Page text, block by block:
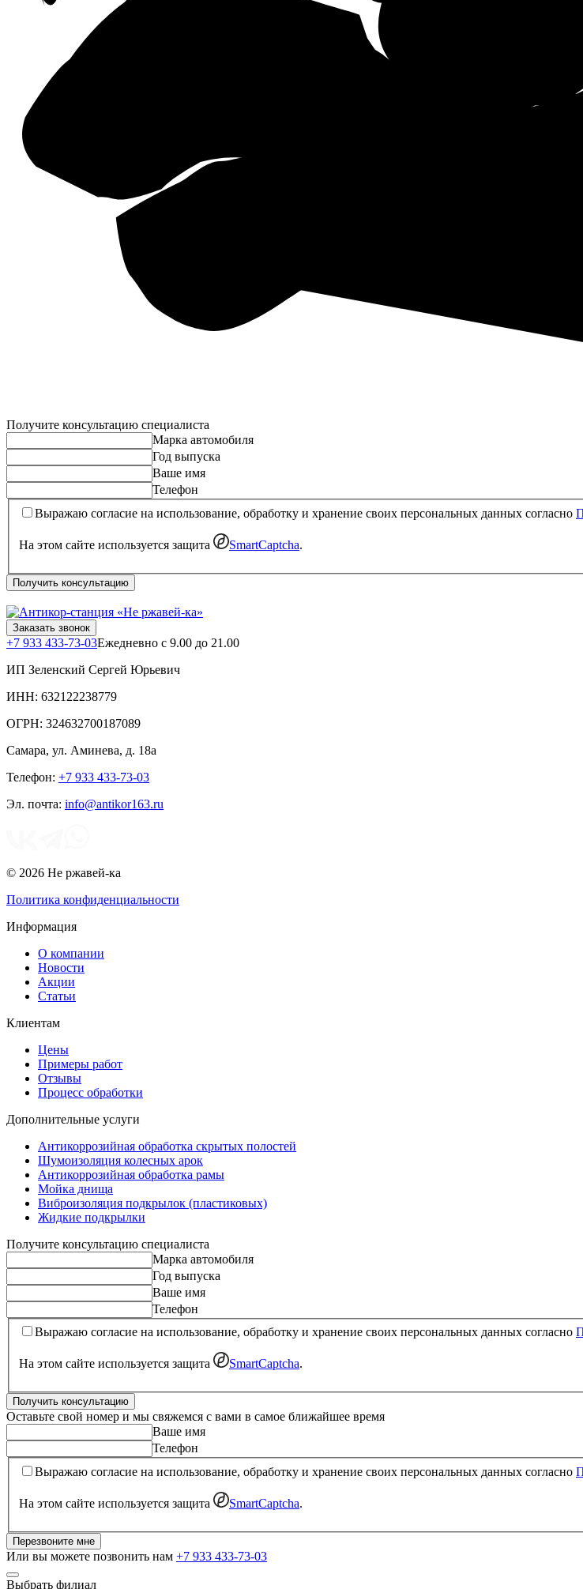
Получите консультацию специалиста
Марка автомобиля
Год выпуска
Ваше имя
Телефон
Выражаю согласие на использование, обработку и хранение своих персональных данных согласно
На этом сайте используется защита SmartCaptcha.
Получить консультацию
Заказать звонок
+7 933 433-73-03Ежедневно с 9.00 до 21.00
ИП Зеленский Сергей Юрьевич
ИНН: 632122238779
ОГРН: 324632700187089
Самара, ул. Аминева, д. 18а
Телефон: +7 933 433-73-03
Эл. почта: info@antikor163.ru
© 2026 Не ржавей-ка
Политика конфиденциальности
Информация
О компании
Новости
Акции
Статьи
Клиентам
Цены
Примеры работ
Отзывы
Процесс обработки
Дополнительные услуги
Антикоррозийная обработка скрытых полостей
Шумоизоляция колесных арок
Антикоррозийная обработка рамы
Мойка днища
Виброизоляция подкрылок (пластиковых)
Жидкие подкрылки
Получите консультацию специалиста
Марка автомобиля
Год выпуска
Ваше имя
Телефон
Выражаю согласие на использование, обработку и хранение своих персональных данных согласно
На этом сайте используется защита SmartCaptcha.
Получить консультацию
Оставьте свой номер и мы свяжемся с вами в самое ближайшее время
Ваше имя
Телефон
Выражаю согласие на использование, обработку и хранение своих персональных данных согласно
На этом сайте используется защита SmartCaptcha.
Перезвоните мне
Или вы можете позвонить нам +7 933 433-73-03
Выбрать филиал